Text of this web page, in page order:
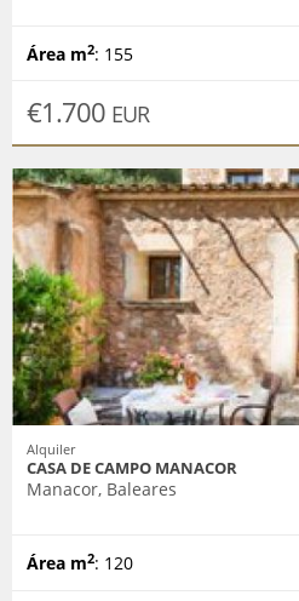
Área m2: 155
€1.700 EUR
Alquiler
CASA DE CAMPO MANACOR
Manacor, Baleares
Área m2: 120